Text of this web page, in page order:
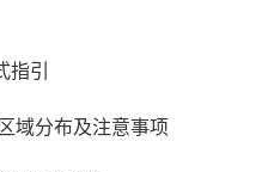
引
域分布及注意事项